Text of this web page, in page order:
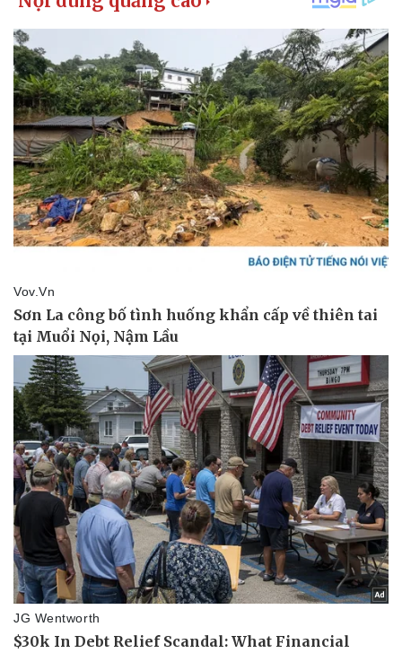
Pháp luật
Vụ án
Tin nóng
Tư vấn luật
Quân sự - Quốc phòng
Vũ khí
Việt Nam
Phân tích